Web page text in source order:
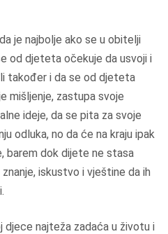
je najbolje ako se u obitelji
od djeteta očekuje da usvoji i
također i da se od djeteta
mišljenje, zastupa svoje
ideje, da se pita za svoje
odluka, no da će na kraju ipak
barem dok dijete ne stasa
iskustvo i vještine da ih
djece najteža zadaća u životu i